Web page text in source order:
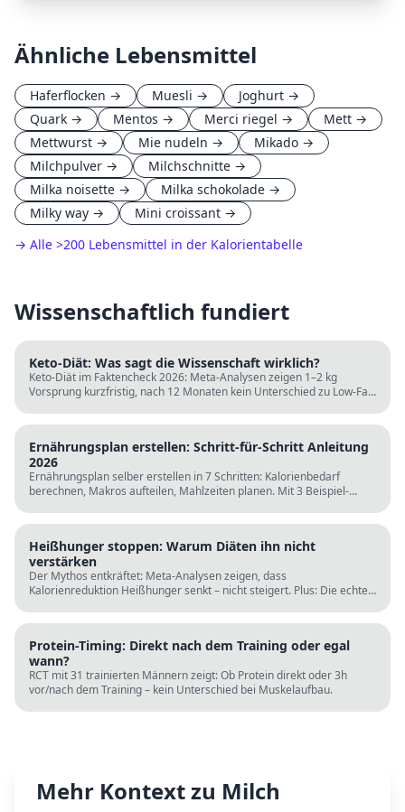
Ähnliche Lebensmittel
Haferflocken → Muesli → Joghurt →
Quark → Mentos → Merci riegel → Mett →
Mettwurst → Mie nudeln → Mikado →
Milchpulver → Milchschnitte →
Milka noisette → Milka schokolade →
Milky way → Mini croissant →
→ Alle >200 Lebensmittel in der Kalorientabelle
Wissenschaftlich fundiert
Keto-Diät: Was sagt die Wissenschaft wirklich?
Keto-Diät im Faktencheck 2026: Meta-Analysen zeigen 1–2 kg
Vorsprung kurzfristig, nach 12 Monaten kein Unterschied zu Low-Fat.
Ernährungsplan erstellen: Schritt-für-Schritt Anleitung
2026
Ernährungsplan selber erstellen in 7 Schritten: Kalorienbedarf
berechnen, Makros aufteilen, Mahlzeiten planen. Mit 3 Beispiel-
Heißhunger stoppen: Warum Diäten ihn nicht
verstärken
Der Mythos entkräftet: Meta-Analysen zeigen, dass
Kalorienreduktion Heißhunger senkt – nicht steigert. Plus: Die echten
Protein-Timing: Direkt nach dem Training oder egal
wann?
RCT mit 31 trainierten Männern zeigt: Ob Protein direkt oder 3h
vor/nach dem Training – kein Unterschied bei Muskelaufbau.
Mehr Kontext zu Milch